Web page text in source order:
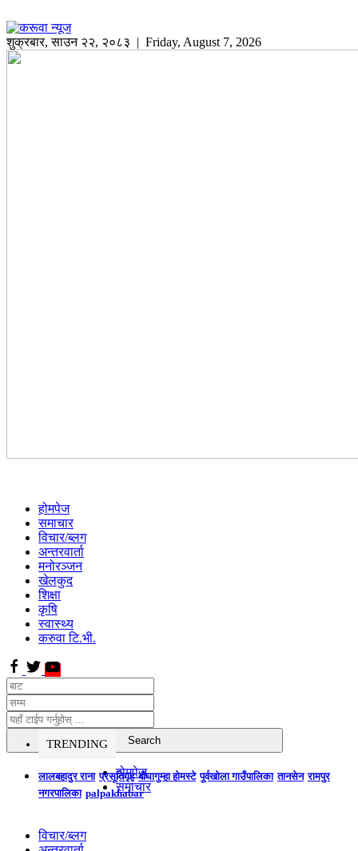
शुक्रबार,साउन २२, २०८३ | Friday, August 7, 2026
होमपेज
समाचार
विचार/ब्लग
अन्तरवार्ता
मनोरञ्जन
खेलकुद
शिक्षा
कृषि
स्वास्थ्य
करुवा टि.भी.
TRENDING
लालबहादुर राना प्रसूतिगृह बौघागुम्हा होमस्टे पूर्वखोला गाउँपालिका तानसेन रामपुर
नगरपालिका palpakhabar
होमपेज
समाचार
विचार/ब्लग